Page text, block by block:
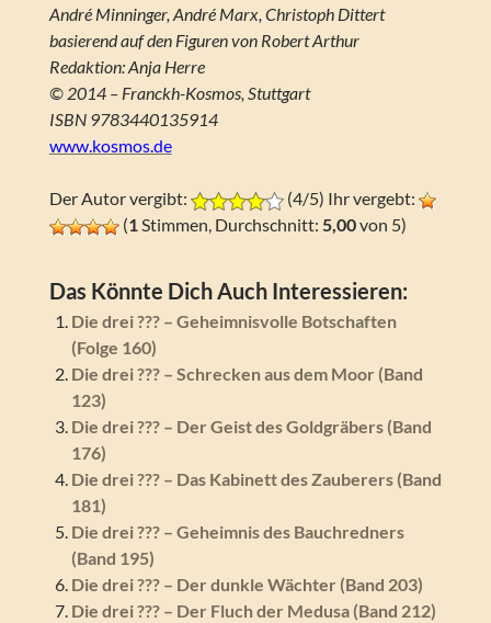
André Minninger, André Marx, Christoph Dittert
basierend auf den Figuren von Robert Arthur
Redaktion: Anja Herre
© 2014 – Franckh-Kosmos, Stuttgart
ISBN 9783440135914
www.kosmos.de
Der Autor vergibt:
(4/5) Ihr vergebt:
(1Stimmen, Durchschnitt: 5,00von 5)
Das Könnte Dich Auch Interessieren:
Die drei ??? – Geheimnisvolle Botschaften
(Folge 160)
Die drei ??? – Schrecken aus dem Moor (Band
123)
Die drei ??? – Der Geist des Goldgräbers (Band
176)
Die drei ??? – Das Kabinett des Zauberers (Band
181)
Die drei ??? – Geheimnis des Bauchredners
(Band 195)
Die drei ??? – Der dunkle Wächter (Band 203)
Die drei ??? – Der Fluch der Medusa (Band 212)